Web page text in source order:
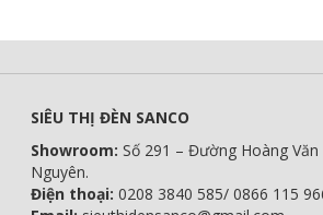
SIÊU THỊ ĐÈN SANCO
Showroom:Số 291 – Đường Hoàng
Nguyên.
Điện thoại: 0208 3840 585/ 0866 115